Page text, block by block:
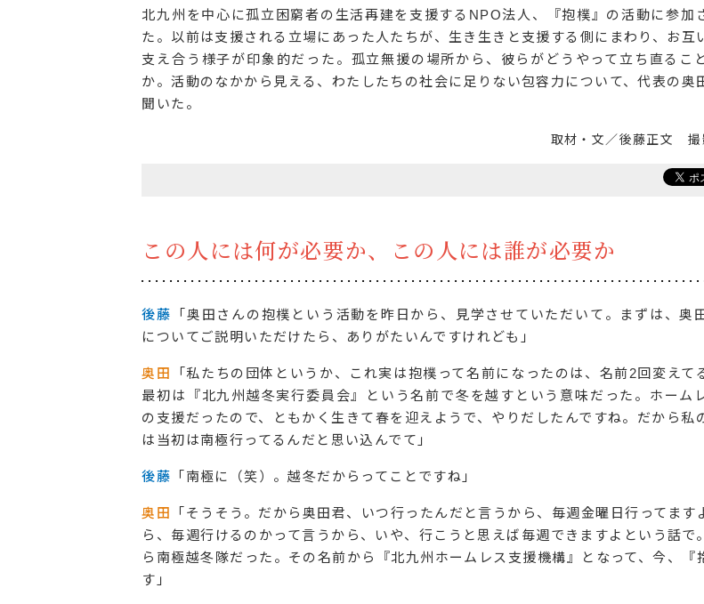
北九州を中心に孤立困窮者の生活再建を支援するNPO法人、『抱樸』の活動に参加
た。以前は支援される立場にあった人たちが、生き生きと支援する側にまわり、お互
支え合う様子が印象的だった。孤立無援の場所から、彼らがどうやって立ち直るこ
か。活動のなかから見える、わたしたちの社会に足りない包容力について、代表の奥
聞いた。
取材・文／後藤正文 撮
この人には何が必要か、この人には誰が必要か
後藤
「奥田さんの抱樸という活動を昨日から、見学させていただいて。まずは、奥
についてご説明いただけたら、ありがたいんですけれども」
奥田
「私たちの団体というか、これ実は抱樸って名前になったのは、名前2回変えて
最初は『北九州越冬実行委員会』という名前で冬を越すという意味だった。ホーム
の支援だったので、ともかく生きて春を迎えようで、やりだしたんですね。だから私
は当初は南極行ってるんだと思い込んでて」
後藤 「南極に（笑）。越冬だからってことですね」
奥田
「そうそう。だから奥田君、いつ行ったんだと言うから、毎週金曜日行ってます
ら、毎週行けるのかって言うから、いや、行こうと思えば毎週できますよという話で
ら南極越冬隊だった。その名前から『北九州ホームレス支援機構』となって、今、『
す」